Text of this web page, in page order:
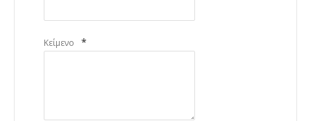
Κείμενο *